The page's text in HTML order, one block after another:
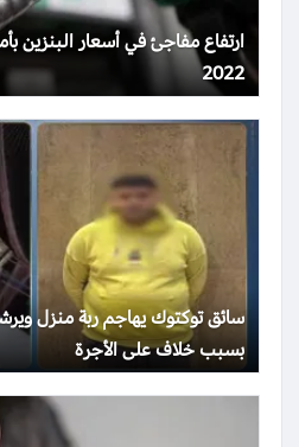
ارتفاع مفاجئ في أسعار البنزين
2022
سائق توكتوك يهاجم ربة منزل
بسبب خلاف على الأجرة